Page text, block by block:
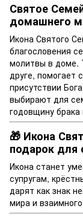
Святое
домашнего
Икона Святого
благословения
молитвы в доме.
друге, помогает
присутствии
выбирают для
годовщину
🎁 Икона
подарок для
Икона станет
супругам,
дарят как знак
мира и